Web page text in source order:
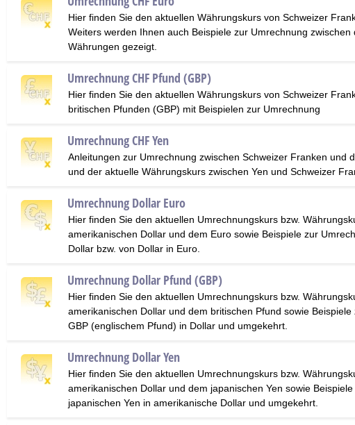
Hier finden Sie den aktuellen Währungskurs von Schweizer
Weiters werden Ihnen auch Beispiele zur Umrechnung zwischen
Währungen gezeigt.
Umrechnung CHF Pfund (GBP)
Hier finden Sie den aktuellen Währungskurs von Schweizer
britischen Pfunden (GBP) mit Beispielen zur Umrechnung
Umrechnung CHF Yen
Anleitungen zur Umrechnung zwischen Schweizer Franken und
und der aktuelle Währungskurs zwischen Yen und Schweizer
Umrechnung Dollar Euro
Hier finden Sie den aktuellen Umrechnungskurs bzw.
amerikanischen Dollar und dem Euro sowie Beispiele zur
Dollar bzw. von Dollar in Euro.
Umrechnung Dollar Pfund (GBP)
Hier finden Sie den aktuellen Umrechnungskurs bzw.
amerikanischen Dollar und dem britischen Pfund sowie
GBP (englischem Pfund) in Dollar und umgekehrt.
Umrechnung Dollar Yen
Hier finden Sie den aktuellen Umrechnungskurs bzw.
amerikanischen Dollar und dem japanischen Yen sowie
japanischen Yen in amerikanische Dollar und umgekehrt.